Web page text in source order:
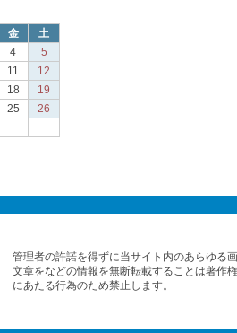
金
土
4
5
11
12
18
19
25
26
管理者の許諾を得ずに当サイト内のあらゆる
文章をなどの情報を無断転載することは著作
にあたる行為のため禁止します。